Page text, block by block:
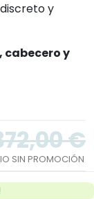
y
y
€
SIN PROMOCIÓN